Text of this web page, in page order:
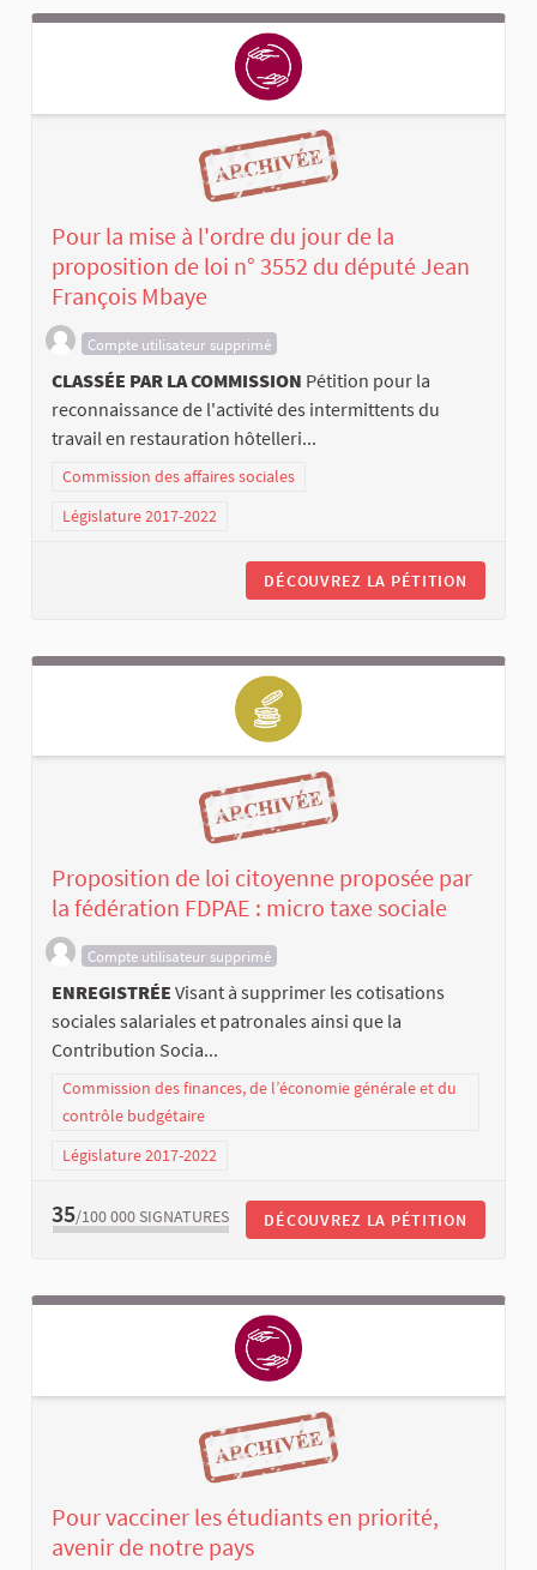
Pour la mise à l'ordre du jour de la
proposition de loi n° 3552 du député Jean
François Mbaye
Compte utilisateur supprimé
CLASSÉE PAR LA COMMISSION Pétition pour la
reconnaissance de l'activité des intermittents du
travail en restauration hôtelleri...
Commission des affaires sociales
Législature 2017-2022
DÉCOUVREZ LA PÉTITION
Proposition de loi citoyenne proposée par
la fédération FDPAE : micro taxe sociale
Compte utilisateur supprimé
ENREGISTRÉE Visant à supprimer les cotisations
sociales salariales et patronales ainsi que la
Contribution Socia...
Commission des finances, de l’économie générale et du
contrôle budgétaire
Législature 2017-2022
35/100 000 SIGNATURES DÉCOUVREZ LA PÉTITION
Pour vacciner les étudiants en priorité,
avenir de notre pays